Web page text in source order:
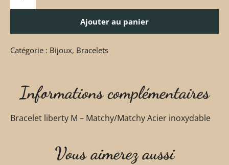
Ajouter au panier
Catégorie : Bijoux, Bracelets
Informations complémentaires
Bracelet liberty M – Matchy/Matchy Acier inoxydable
Vous aimerez aussi